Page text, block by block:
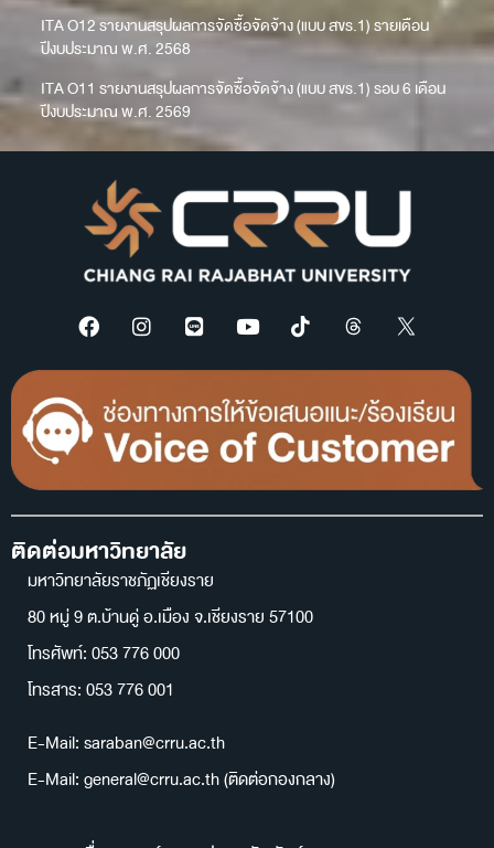
ITA O12 รายงานสรุปผลการจัดซื้อจัดจ้าง (แบบ สขร.1) รายเดือน
ปีงบประมาณ พ.ศ. 2568
ITA O11 รายงานสรุปผลการจัดซื้อจัดจ้าง (แบบ สขร.1) รอบ 6 เดือน
ปีงบประมาณ พ.ศ. 2569
ติดต่อมหาวิทยาลัย
มหาวิทยาลัยราชภัฏเชียงราย
80 หมู่ 9 ต.บ้านดู่ อ.เมือง จ.เชียงราย 57100
โทรศัพท์: 053 776 000
โทรสาร: 053 776 001
E-Mail: saraban@crru.ac.th
E-Mail: general@crru.ac.th (ติดต่อกองกลาง)